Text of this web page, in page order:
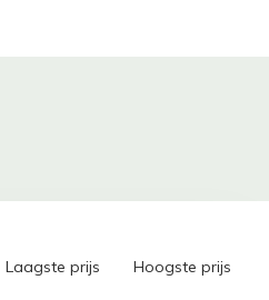
Laagste prijs Hoogste prijs